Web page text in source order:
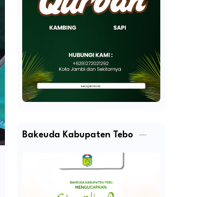
Bakeuda Kabupaten Tebo